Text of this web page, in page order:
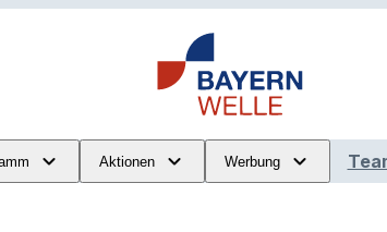
Aktionen Werbung